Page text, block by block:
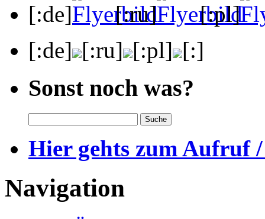
[:de]
[:ru]
[:pl]
[:de] [:ru] [:pl] [:]
Sonst noch was?
Hier gehts zum Aufruf
Navigation